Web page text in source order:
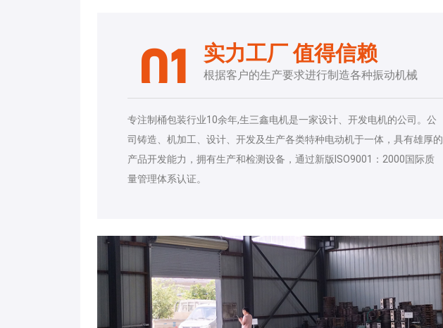
01 实力工厂 值得信赖
根据客户的生产要求进行制造各种振动机械
专注制桶包装行业10余年,生三鑫电机是一家设计、开发电机的公司。公
司铸造、机加工、设计、开发及生产各类特种电动机于一体，具有雄厚的
产品开发能力，拥有生产和检测设备，通过新版ISO9001：2000国际质
量管理体系认证。